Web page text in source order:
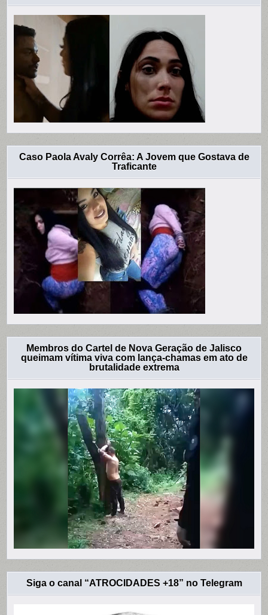
Caso Paola Avaly Corrêa: A Jovem que Gostava de
Traficante
Membros do Cartel de Nova Geração de Jalisco
queimam vítima viva com lança-chamas em ato de
brutalidade extrema
Siga o canal “ATROCIDADES +18” no Telegram